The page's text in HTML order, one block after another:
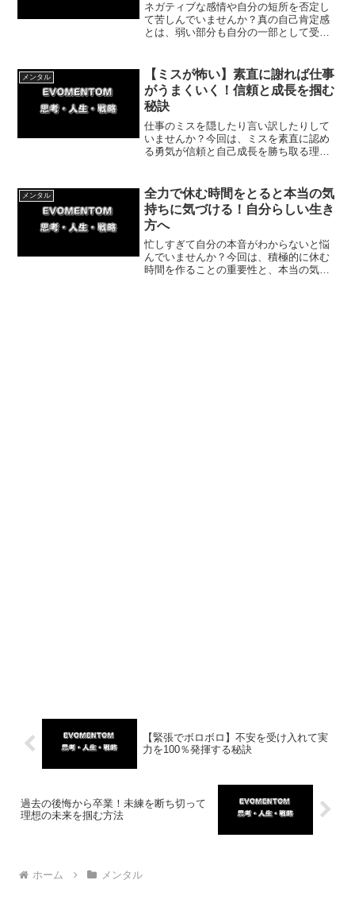
ネガティブな感情や自分の短所を否定し
て苦しんでいませんか？真の自己肯定感
とは、弱い部分も自分の一部として受け
向きに生きるための具体的なステップを
解説します。
メンタル
【ミスが怖い】素直に謝れば仕事
がうまくいく！信頼と成長を掴む
秘訣
仕事のミスを隠したり言い訳したりして
いませんか？今回は、ミスを素直に認め
る勇気が信頼と自己成長を勝ち取る理由
の3ステップを紹介します。一歩踏み出し
て愛される一財に。
メンタル
全力で休む時間をとると本当の気
持ちに気づける！自分らしい生き
方へ
忙しすぎて自分の本音がわからないと悩
んでいませんか？今回は、積極的に休む
時間を作ることの重要性と、本当の気持
【緊張でボロボロ】不安を受け入れて実
力を100％発揮する秘訣
過去の後悔から卒業！未練を断ち切って
理想の未来を掴む方法
ホーム メンタル